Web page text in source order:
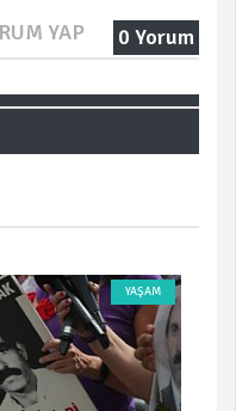
0 Yorum
YAP
YAŞAM